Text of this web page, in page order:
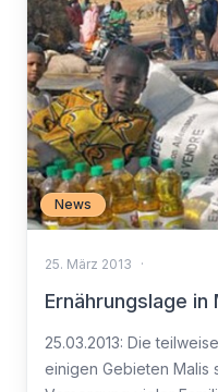
News
25. März 2013 ·
Ernährungslage
25.03.2013: Die
einigen Gebieten Malis